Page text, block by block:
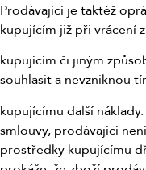
Prodávající je taktéž
kupujícím již při vrácení
kupujícím či jiným
souhlasit a nevzniknou
kupujícímu další
smlouvy, prodávající
prostředky kupujícímu